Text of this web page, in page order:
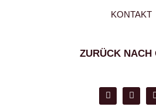
KONTAKT
ZURÜCK NACH